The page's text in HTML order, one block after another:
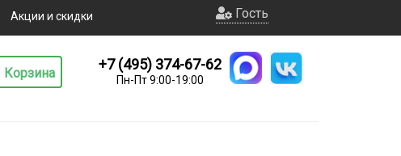
Акции и скидки Гость
Корзина
+7 (495) 374-67-62
Пн-Пт 9:00-19:00